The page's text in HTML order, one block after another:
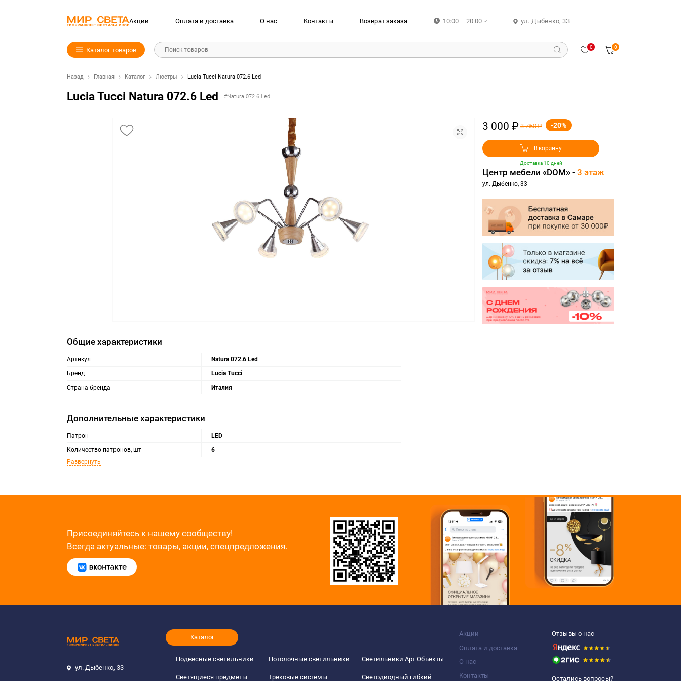
Акции Оплата и доставка О нас Контакты Возврат заказа 10:00 – 20:00 ул. Дыбенко, 33
Каталог товаров Поиск товаров 0 0
Назад Главная Каталог Люстры Lucia Tucci Natura 072.6 Led
Lucia Tucci Natura 072.6 Led #Natura 072.6 Led
3 000 ₽ 3 750 ₽ -20%
В корзину
Доставка 10 дней
Центр мебели «DOM» - 3 этаж
ул. Дыбенко, 33
Общие характеристики
Артикул
Natura 072.6 Led
Бренд
Lucia Tucci
Страна бренда
Италия
Дополнительные характеристики
Патрон
LED
Количество патронов, шт
6
Развернуть
Присоединяйтесь к нашему сообществу!
Всегда актуальные: товары, акции, спецпредложения.
ул. Дыбенко, 33
Акции
Оплата и доставка
О нас
Контакты
Каталог
Подвесные светильники
Светящиеся предметы
Потолочные светильники
Трековые системы
Светильники Арт Объекты
Светодиодный гибкий
Отзывы о нас
Остались вопросы?